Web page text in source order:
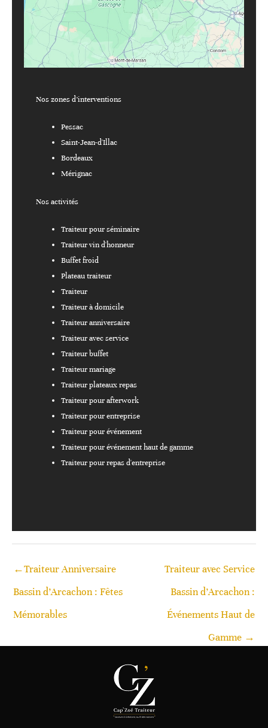
Nos zones d’interventions
Pessac
Saint-Jean-d'Illac
Bordeaux
Mérignac
Nos activités
Traiteur pour séminaire
Traiteur vin d'honneur
Buffet froid
Plateau traiteur
Traiteur
Traiteur à domicile
Traiteur anniversaire
Traiteur avec service
Traiteur buffet
Traiteur mariage
Traiteur plateaux repas
Traiteur pour afterwork
Traiteur pour entreprise
Traiteur pour événement
Traiteur pour événement haut de gamme
Traiteur pour repas d'entreprise
←Traiteur Anniversaire
Bassin d’Arcachon : Fêtes
Mémorables
Traiteur avec Service
Bassin d’Arcachon :
Événements Haut de
Gamme →